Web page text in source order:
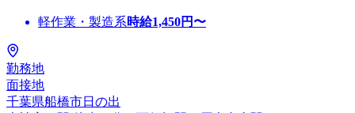
軽作業・製造系時給1,450円〜
勤務地
面接地
千葉県船橋市日の出